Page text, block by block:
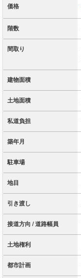
価格
階数
間取り
建物面積
土地面積
私道負担
築年月
駐車場
地目
引き渡し
接道方向 / 道路幅員
土地権利
都市計画